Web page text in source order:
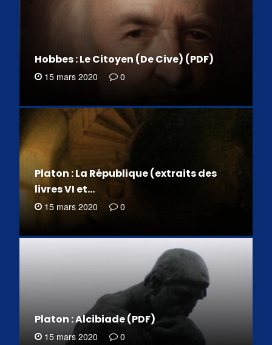
Hobbes : Le Citoyen (De Cive) (PDF)
15 mars 2020 0
Platon : La République (extraits des
livres VI et…
15 mars 2020 0
Platon : Alcibiade (PDF)
15 mars 2020 0